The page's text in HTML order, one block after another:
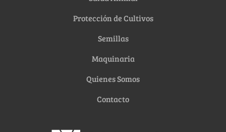
Protección de Cultivos
Semillas
Maquinaria
Quienes Somos
Contacto